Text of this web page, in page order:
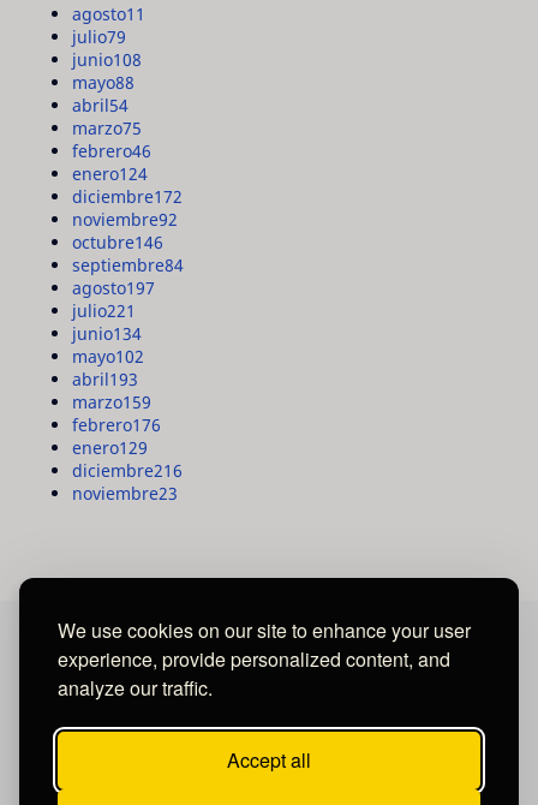
We use cookies on our site to enhance your user
experience, provide personalized content, and
analyze our traffic.
Accept all
agosto11
julio79
junio108
mayo88
abril54
marzo75
febrero46
enero124
diciembre172
noviembre92
octubre146
septiembre84
agosto197
julio221
junio134
mayo102
abril193
marzo159
febrero176
enero129
diciembre216
noviembre23
MAYA MEDIA GROUP
Ubicados en Tegucigalpa - Honduras.